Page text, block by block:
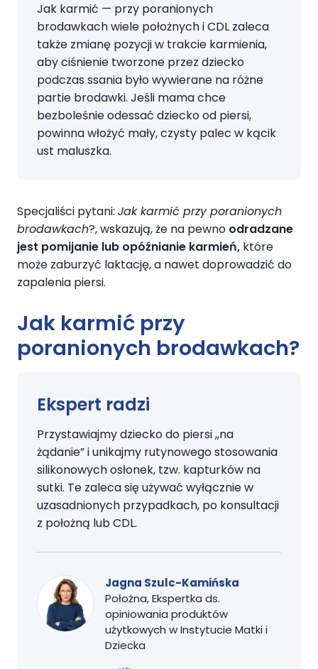
Jak karmić — przy poranionych
brodawkach wiele położnych i CDL zaleca
także zmianę pozycji w trakcie karmienia,
aby ciśnienie tworzone przez dziecko
podczas ssania było wywierane na różne
partie brodawki. Jeśli mama chce
bezboleśnie odessać dziecko od piersi,
powinna włożyć mały, czysty palec w kącik
ust maluszka.
Specjaliści pytani: Jak karmić przy poranionych
brodawkach?, wskazują, że na pewno odradzane
jest pomijanie lub opóźnianie karmień, które
może zaburzyć laktację, a nawet doprowadzić do
zapalenia piersi.
Jak karmić przy
poranionych brodawkach?
Ekspert radzi
Przystawiajmy dziecko do piersi ,,na
żądanie” i unikajmy rutynowego stosowania
silikonowych osłonek, tzw. kapturków na
sutki. Te zaleca się używać wyłącznie w
uzasadnionych przypadkach, po konsultacji
z położną lub CDL.
Jagna Szulc-Kamińska
Położna, Ekspertka ds.
opiniowania produktów
użytkowych w Instytucie Matki i
Dziecka